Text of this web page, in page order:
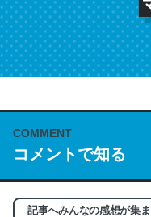
COMMENT
コメントで知る
記事へみんなの感想が集
これは名文。彼はとて
う。英語少しでも読め
れ好き。Let’s